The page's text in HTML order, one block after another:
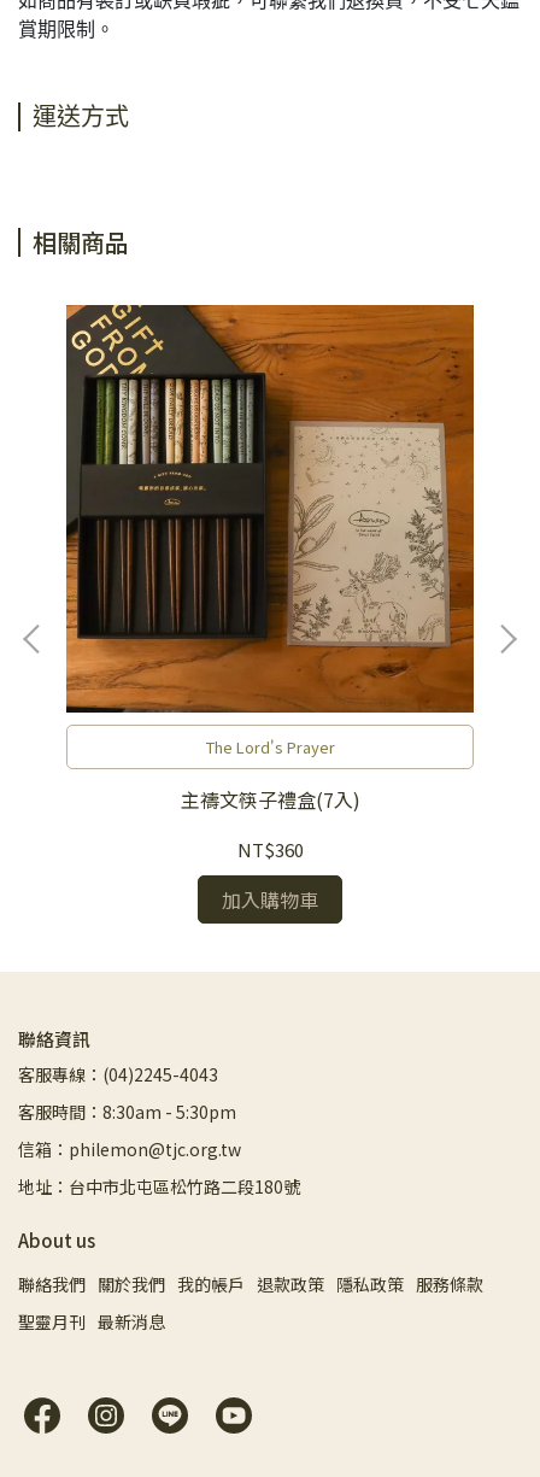
賞期限制。
運送方式
相關商品
The Lord's Prayer
主禱文筷子禮盒(7入)
NT$360
加入購物車
聯絡資訊
客服專線：(04)2245-4043
客服時間：8:30am - 5:30pm
信箱：philemon@tjc.org.tw
地址：台中市北屯區松竹路二段180號
About us
聯絡我們 關於我們 我的帳戶 退款政策 隱私政策 服務條款
聖靈月刊 最新消息